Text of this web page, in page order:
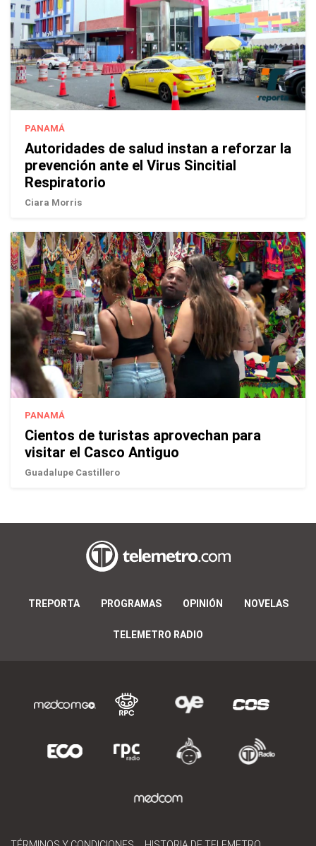
PANAMÁ
Autoridades de salud instan a reforzar la
prevención ante el Virus Sincitial
Respiratorio
Ciara Morris
PANAMÁ
Cientos de turistas aprovechan para
visitar el Casco Antiguo
Guadalupe Castillero
TREPORTA PROGRAMAS OPINIÓN NOVELAS
TELEMETRO RADIO